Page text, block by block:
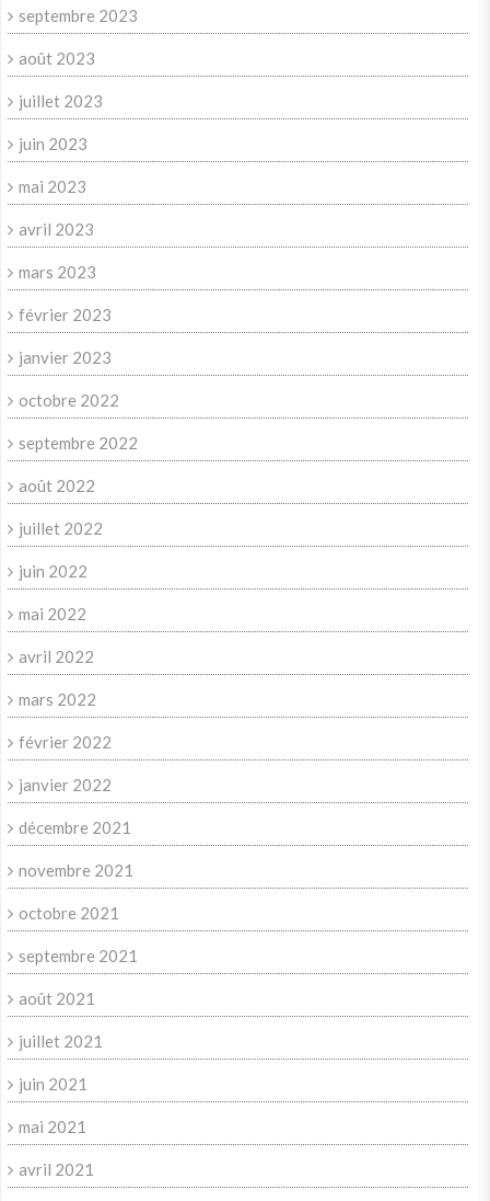
septembre 2023
août 2023
juillet 2023
juin 2023
mai 2023
avril 2023
mars 2023
février 2023
janvier 2023
octobre 2022
septembre 2022
août 2022
juillet 2022
juin 2022
mai 2022
avril 2022
mars 2022
février 2022
janvier 2022
décembre 2021
novembre 2021
octobre 2021
septembre 2021
août 2021
juillet 2021
juin 2021
mai 2021
avril 2021